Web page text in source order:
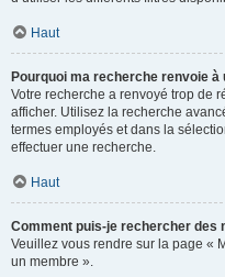
Haut
Pourquoi ma recherche renvoie à
Votre recherche a renvoyé trop de
afficher. Utilisez la recherche
termes employés et dans la
effectuer une recherche.
Haut
Comment puis-je rechercher des
Veuillez vous rendre sur la page «
un membre ».